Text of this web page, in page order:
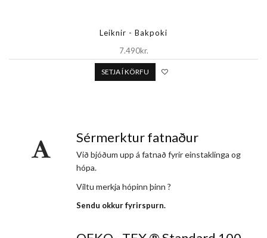
Leiknir - Bakpoki
7.490kr.
SETJA Í KÖRFU
Sérmerktur fatnaður
Við bjóðum upp á fatnað fyrir einstaklinga og
hópa.
Viltu merkja hópinn þinn ?
Sendu okkur fyrirspurn.